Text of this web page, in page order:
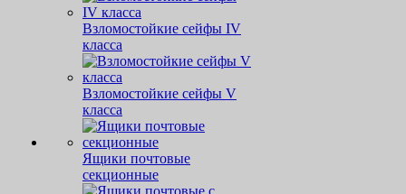
Взломостойкие сейфы IV
класса
Взломостойкие сейфы V
класса
Ящики почтовые
секционные